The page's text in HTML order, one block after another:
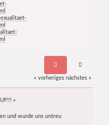
« vorheriges nächstes »
»
und wurde uns untreu